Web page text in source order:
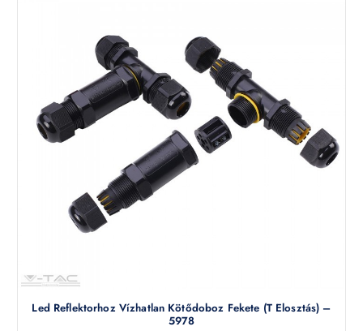
Led Reflektorhoz Vízhatlan Kötődoboz Fekete (T Elosztás) –
5978